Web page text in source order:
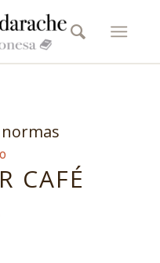
normas
CAFÉ